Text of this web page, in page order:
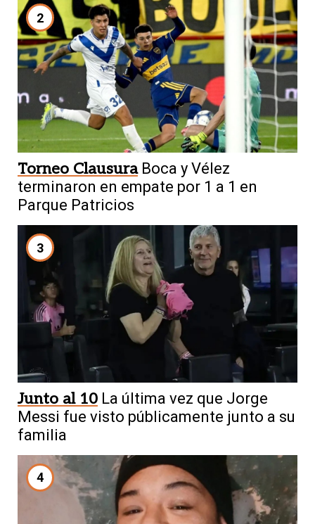
2
Torneo Clausura Boca y Vélez
terminaron en empate por 1 a 1 en
Parque Patricios
3
Junto al 10 La última vez que Jorge
Messi fue visto públicamente junto a su
familia
4